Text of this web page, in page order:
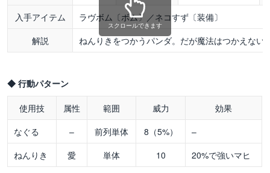
入手アイテム
ラヴボム〔ボム〕／ネコすず〔装備〕
解説
ねんりきをつかうパンダ。だが魔法はつかえない
スクロールできます
◆ 行動パターン
使用技 属性 範囲 威力
効果
なぐる
– 前列単体 8（5%）
–
ねんりき
愛 単体 10 20%で強いマヒ